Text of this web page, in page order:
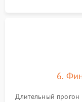
6.
Длительный прогон